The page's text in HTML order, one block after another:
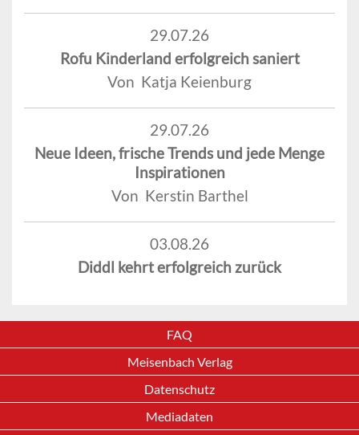
29.07.26
Rofu Kinderland erfolgreich saniert
Von Katja Keienburg
29.07.26
Neue Ideen, frische Trends und jede Menge
Inspirationen
Von Kerstin Barthel
03.08.26
Diddl kehrt erfolgreich zurück
FAQ
Meisenbach Verlag
Datenschutz
Mediadaten